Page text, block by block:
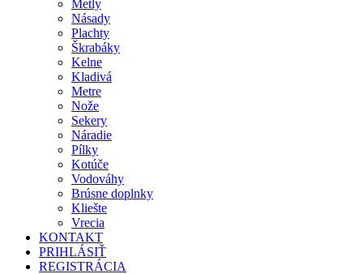
Metly
Násady
Plachty
Škrabáky
Kelne
Kladivá
Metre
Nože
Sekery
Náradie
Pílky
Kotúče
Vodováhy
Brúsne doplnky
Kliešte
Vrecia
KONTAKT
PRIHLÁSIŤ
REGISTRÁCIA